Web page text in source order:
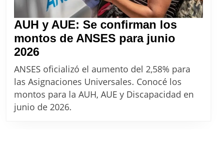
AUH y AUE: Se confirman los
montos de ANSES para junio
2026AUH
y
AUE:
Se
confirman
ANSES oficializó el aumento del 2,58% para
las Asignaciones Universales. Conocé los
montos para la AUH, AUE y Discapacidad en
junio de 2026.